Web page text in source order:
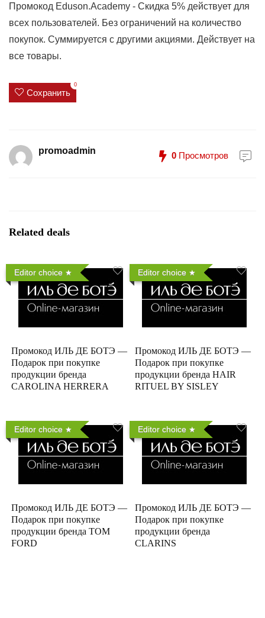
Промокод Eduson.Academy - Скидка 5% действует для
всех пользователей. Без ограничений на количество
покупок. Суммируется с другими акциями. Действует на
все товары.
Сохранить
0
promoadmin 0 Просмотров
Related deals
Editor choice
Промокод ИЛЬ ДЕ БОТЭ —
Подарок при покупке
продукции бренда
CAROLINA HERRERA
Editor choice
Промокод ИЛЬ ДЕ БОТЭ —
Подарок при покупке
продукции бренда HAIR
RITUEL BY SISLEY
Editor choice
Промокод ИЛЬ ДЕ БОТЭ —
Подарок при покупке
продукции бренда TOM
FORD
Editor choice
Промокод ИЛЬ ДЕ БОТЭ —
Подарок при покупке
продукции бренда
CLARINS